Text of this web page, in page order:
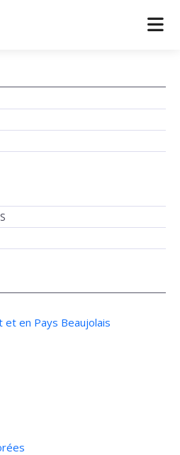
et en Pays Beaujolais